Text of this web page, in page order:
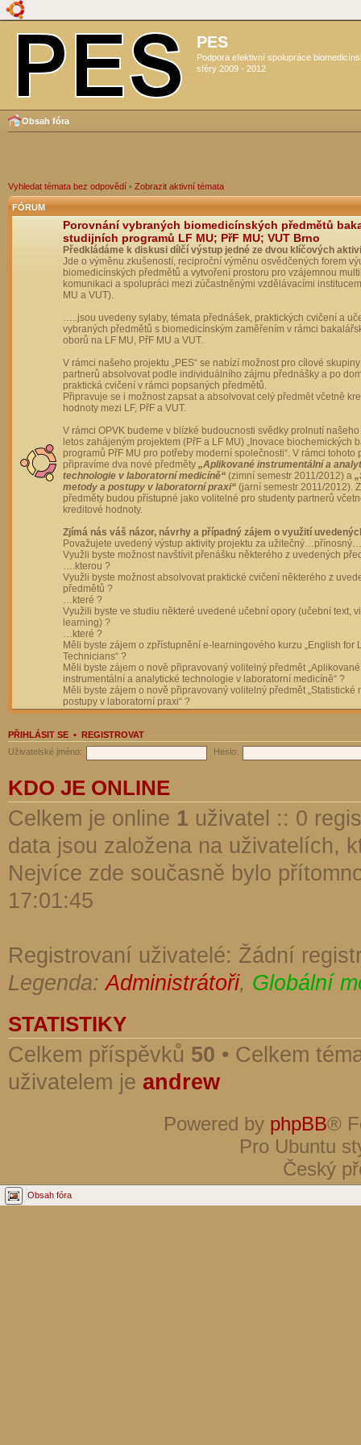
PES
Podpora efektivní spolupráce
sféry 2009 - 2012
Obsah fóra
Vyhledat témata bez odpovědí • Zobrazit aktivní témata
FÓRUM
Porovnání vybraných biomedicínských předmětů
studijních programů LF MU; PřF MU; VUT Brno
Předkládáme k diskusi dílčí výstup jedné ze dvou klíčových
Jde o výměnu zkušeností, reciproční výměnu osvědčených forem
biomedicínských předmětů a vytvoření prostoru pro vzájemnou
komunikaci a spolupráci mezi zúčastněnými vzdělávacími
MU a VUT).
…..jsou uvedeny sylaby, témata přednášek, praktických cvičení a
vybraných předmětů s biomedicínským zaměřením v rámci
oborů na LF MU, PřF MU a VUT.
V rámci našeho projektu „PES“ se nabízí možnost pro cílové
partnerů absolvovat podle individuálního zájmu přednášky a po
praktická cvičení v rámci popsaných předmětů.
Připravuje se i možnost zapsat a absolvovat celý předmět včetně
hodnoty mezi LF, PřF a VUT.
V rámci OPVK budeme v blízké budoucnosti svědky prolnutí
letos zahájeným projektem (PřF a LF MU) „Inovace biochemických
programů PřF MU pro potřeby moderní společnosti“. V rámci tohoto
připravíme dva nové předměty „Aplikované instrumentální a
technologie v laboratorní medicíně“ (zimní semestr 2011/2012) a
metody a postupy v laboratorní praxi“ (jarní semestr 2011/2012).
předměty budou přístupné jako volitelné pro studenty partnerů
kreditové hodnoty.
Zjímá nás váš názor, návrhy a případný zájem o využití
Považujete uvedený výstup aktivity projektu za
Využli byste možnost navštívit přenášku některého z uvedených
….kterou ?
Využli byste možnost absolvovat praktické cvičení některého z
předmětů ?
…které ?
Využili byste ve studiu některé uvedené učební opory (učební text,
learning) ?
…které ?
Měli byste zájem o zpřístupnění e-learningového kurzu „English for
Technicians“ ?
Měli byste zájem o nově připravovaný volitelný předmět „Aplikované
instrumentální a analytické technologie v laboratorní medicíně“ ?
Měli byste zájem o nově připravovaný volitelný předmět „Statistické
postupy v laboratorní praxi“ ?
PŘIHLÁSIT SE • REGISTROVAT
Uživatelské jméno:
Heslo:
KDO JE ONLINE
Celkem je online 1 uživatel :: 0
data jsou založena na uživatelích,
Nejvíce zde současně bylo
17:01:45
Registrovaní uživatelé: Žádní
Legenda:Administrátoři, Globální
STATISTIKY
Celkem příspěvků 50 • Celkem
uživatelem je andrew
Powered by phpBB®
Pro Ubuntu
Český
Obsah fóra